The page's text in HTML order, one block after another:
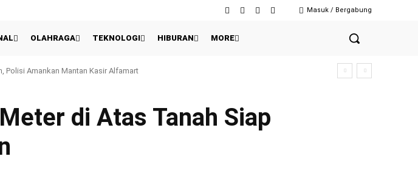
Masuk / Bergabung
OLAHRAGA TEKNOLOGI HIBURAN MORE
Petik Sisi Positif
di Atas Tanah Siap